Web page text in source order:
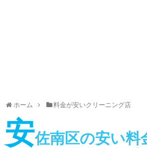
ホーム 料金が安いクリーニング店
安佐南区の安い料